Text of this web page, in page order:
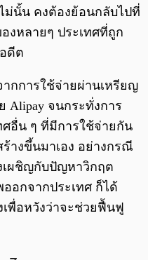
ม่นั้น คงต้องย้อนกลับไปที่
งหลายๆ ประเทศที่ถูก
ดีต
กการใช้จ่ายผ่านเหรียญ
Alipay จนกระทั่งการ
อื่น ๆ ที่มีการใช้จ่ายกัน
างขึ้นมาเอง อย่างกรณี
เผชิญกับปัญหาวิกฤต
อกจากประเทศ ก็ได้
เพื่อหวังว่าจะช่วยฟื้นฟู